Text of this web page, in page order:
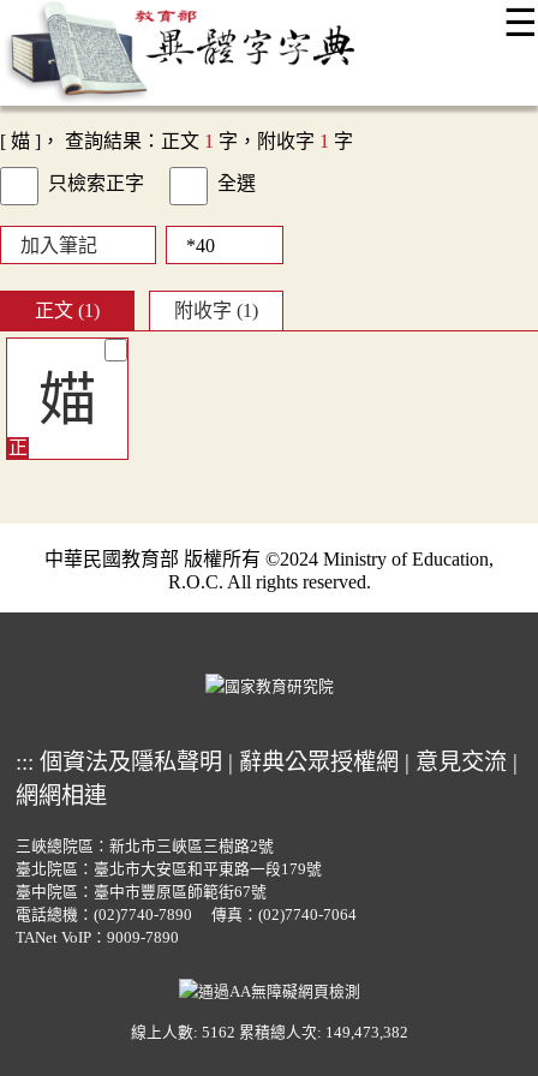
☰
最新消息
顯示模式
網站導覽
[ 媌 ]， 查詢結果：正文 1 字，附收字 1 字
只檢索正字 全選
加入筆記
正文 (1) 附收字 (1)
媌
中華民國教育部 版權所有 ©2024 Ministry of Education,
R.O.C. All rights reserved.
::: 個資法及隱私聲明 | 辭典公眾授權網 | 意見交流 |
網網相連
三峽總院區：新北市三峽區三樹路2號
臺北院區：臺北市大安區和平東路一段179號
臺中院區：臺中市豐原區師範街67號
電話總機： (02)7740-7890
傳真：(02)7740-7064
TANet VoIP：9009-7890
線上人數: 5162 累積總人次: 149,473,382